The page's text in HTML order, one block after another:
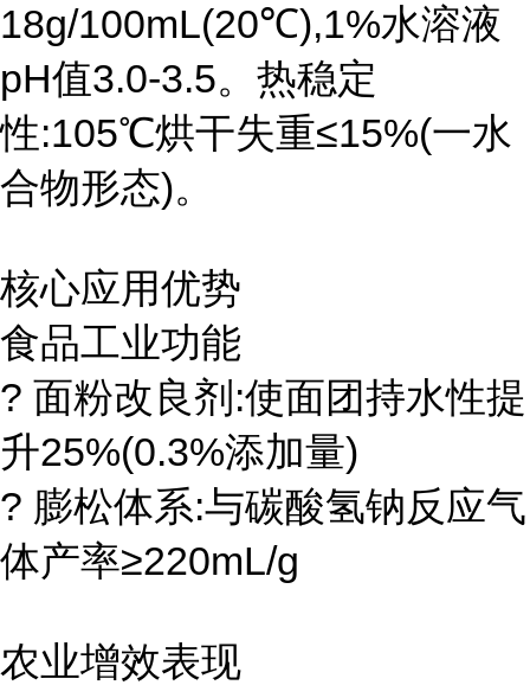
18g/100mL(20℃),1%水溶液
pH值3.0-3.5。热稳定
性:105℃烘干失重≤15%(一水
合物形态)。
核心应用优势
食品工业功能
? 面粉改良剂:使面团持水性提
升25%(0.3%添加量)
? 膨松体系:与碳酸氢钠反应气
体产率≥220mL/g
农业增效表现